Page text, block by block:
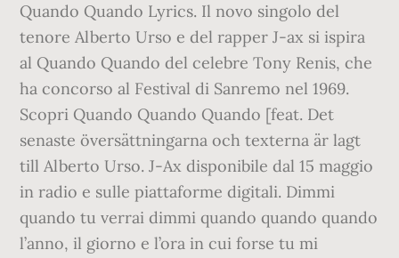
Quando Quando Lyrics. Il novo singolo del
tenore Alberto Urso e del rapper J-ax si ispira
al Quando Quando del celebre Tony Renis, che
ha concorso al Festival di Sanremo nel 1969.
Scopri Quando Quando Quando [feat. Det
senaste översättningarna och texterna är lagt
till Alberto Urso. J-Ax disponibile dal 15 maggio
in radio e sulle piattaforme digitali. Dimmi
quando tu verrai dimmi quando quando quando
l’anno, il giorno e l’ora in cui forse tu mi